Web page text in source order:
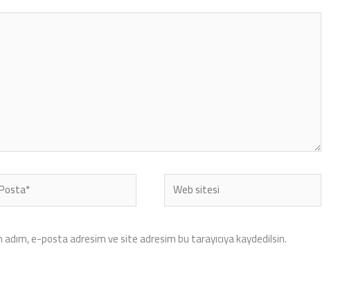
Web
sitesi
adım, e-posta adresim ve site adresim bu tarayıcıya kaydedilsin.